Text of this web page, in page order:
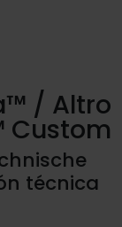
/ Altro
Custom
técnica